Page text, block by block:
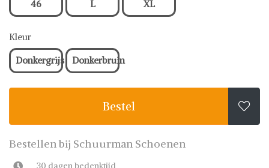
46 L XL
Kleur
Donkergrijs Donkerbruin
Bestel 
Bestellen bij Schuurman Schoenen
30 dagen bedenktijd